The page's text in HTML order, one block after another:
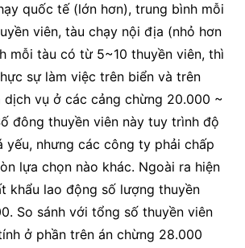
quốc tế (lớn hơn), trung bình mỗi
viên, tàu chạy nội địa (nhỏ hơn
mỗi tàu có từ 5~10 thuyền viên, thì
sự làm việc trên biển và trên
dịch vụ ở các cảng chừng 20.000 ~
đông thuyền viên này tuy trình độ
yếu, nhưng các công ty phải chấp
lựa chọn nào khác. Ngoài ra hiện
khẩu lao động số lượng thuyền
So sánh với tổng số thuyền viên
ở phần trên án chừng 28.000